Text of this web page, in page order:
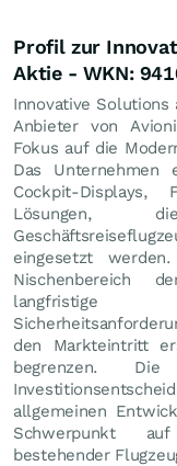
Profil zur
Aktie - WKN:
Innovative
Anbieter von
Fokus auf die
Das
Cockpit-Displays,
Lösungen,
eingesetzt
Nischenbereich
langfristige
den Markteintritt
begrenzen.
allgemeinen
Schwerpunkt
bestehender